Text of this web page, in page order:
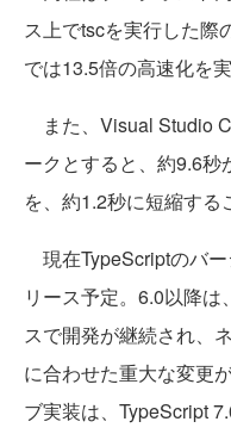
ス上でtscを実行した際
では13.5倍の高速化を
また、Visual Studio
ークとすると、約9.6
を、約1.2秒に短縮する
現在TypeScriptのバ
リース予定。6.0以降
スで開発が継続され、
に合わせた重大な変更
ブ実装は、TypeScript